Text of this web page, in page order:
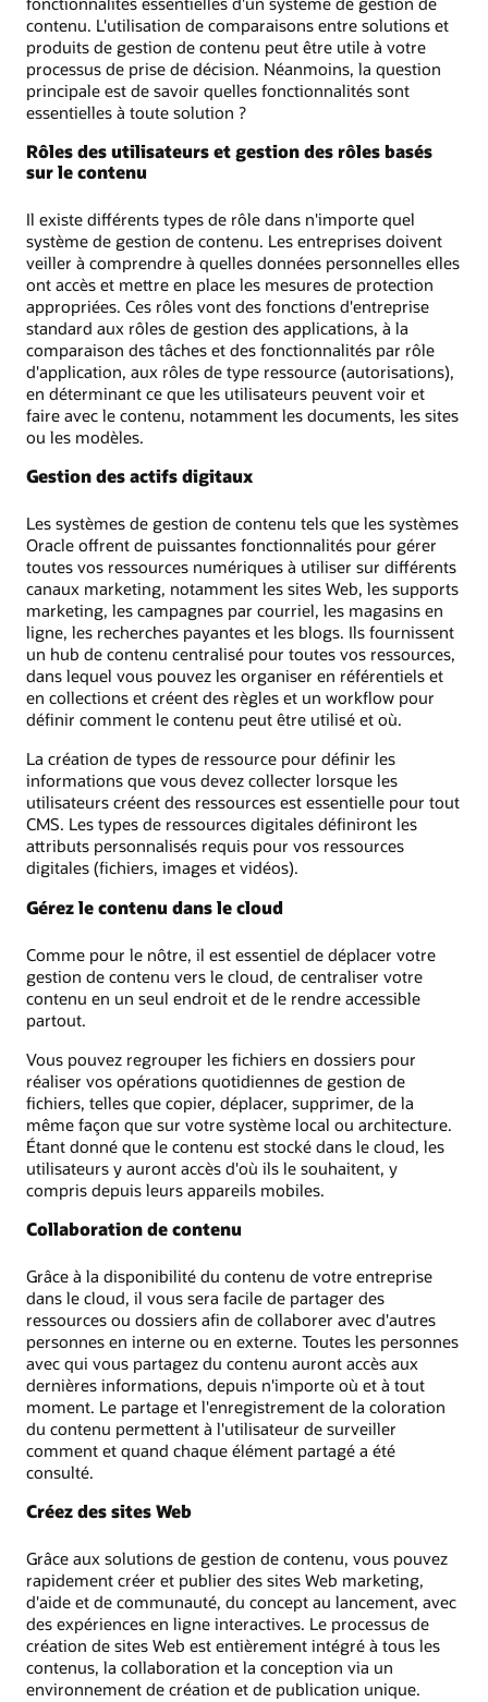
contenu. L'utilisation de comparaisons entre solutions et
produits de gestion de contenu peut être utile à votre
processus de prise de décision. Néanmoins, la question
principale est de savoir quelles fonctionnalités sont
essentielles à toute solution ?
Rôles des utilisateurs et gestion des rôles basés
sur le contenu
Il existe différents types de rôle dans n'importe quel
système de gestion de contenu. Les entreprises doivent
veiller à comprendre à quelles données personnelles elles
ont accès et mettre en place les mesures de protection
appropriées. Ces rôles vont des fonctions d'entreprise
standard aux rôles de gestion des applications, à la
comparaison des tâches et des fonctionnalités par rôle
d'application, aux rôles de type ressource (autorisations),
en déterminant ce que les utilisateurs peuvent voir et
faire avec le contenu, notamment les documents, les sites
ou les modèles.
Gestion des actifs digitaux
Les systèmes de gestion de contenu tels que les systèmes
Oracle offrent de puissantes fonctionnalités pour gérer
toutes vos ressources numériques à utiliser sur différents
canaux marketing, notamment les sites Web, les supports
marketing, les campagnes par courriel, les magasins en
ligne, les recherches payantes et les blogs. Ils fournissent
un hub de contenu centralisé pour toutes vos ressources,
dans lequel vous pouvez les organiser en référentiels et
en collections et créent des règles et un workflow pour
définir comment le contenu peut être utilisé et où.
La création de types de ressource pour définir les
informations que vous devez collecter lorsque les
utilisateurs créent des ressources est essentielle pour tout
CMS. Les types de ressources digitales définiront les
attributs personnalisés requis pour vos ressources
digitales (fichiers, images et vidéos).
Gérez le contenu dans le cloud
Comme pour le nôtre, il est essentiel de déplacer votre
gestion de contenu vers le cloud, de centraliser votre
contenu en un seul endroit et de le rendre accessible
partout.
Vous pouvez regrouper les fichiers en dossiers pour
réaliser vos opérations quotidiennes de gestion de
fichiers, telles que copier, déplacer, supprimer, de la
même façon que sur votre système local ou architecture.
Étant donné que le contenu est stocké dans le cloud, les
utilisateurs y auront accès d'où ils le souhaitent, y
compris depuis leurs appareils mobiles.
Collaboration de contenu
Grâce à la disponibilité du contenu de votre entreprise
dans le cloud, il vous sera facile de partager des
ressources ou dossiers afin de collaborer avec d'autres
personnes en interne ou en externe. Toutes les personnes
avec qui vous partagez du contenu auront accès aux
dernières informations, depuis n'importe où et à tout
moment. Le partage et l'enregistrement de la coloration
du contenu permettent à l'utilisateur de surveiller
comment et quand chaque élément partagé a été
consulté.
Créez des sites Web
Grâce aux solutions de gestion de contenu, vous pouvez
rapidement créer et publier des sites Web marketing,
d'aide et de communauté, du concept au lancement, avec
des expériences en ligne interactives. Le processus de
création de sites Web est entièrement intégré à tous les
contenus, la collaboration et la conception via un
environnement de création et de publication unique.